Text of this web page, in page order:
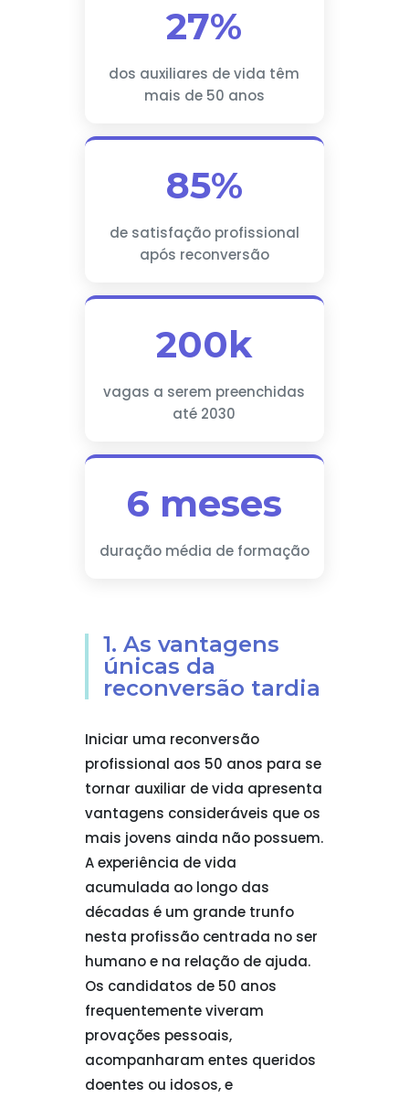
27%
dos auxiliares de vida têm
mais de 50 anos
85%
de satisfação profissional
após reconversão
200k
vagas a serem preenchidas
até 2030
6 meses
duração média de formação
1. As vantagens
únicas da
reconversão tardia
Iniciar uma reconversão
profissional aos 50 anos para se
tornar auxiliar de vida apresenta
vantagens consideráveis que os
mais jovens ainda não possuem.
A experiência de vida
acumulada ao longo das
décadas é um grande trunfo
nesta profissão centrada no ser
humano e na relação de ajuda.
Os candidatos de 50 anos
frequentemente viveram
provações pessoais,
acompanharam entes queridos
doentes ou idosos, e